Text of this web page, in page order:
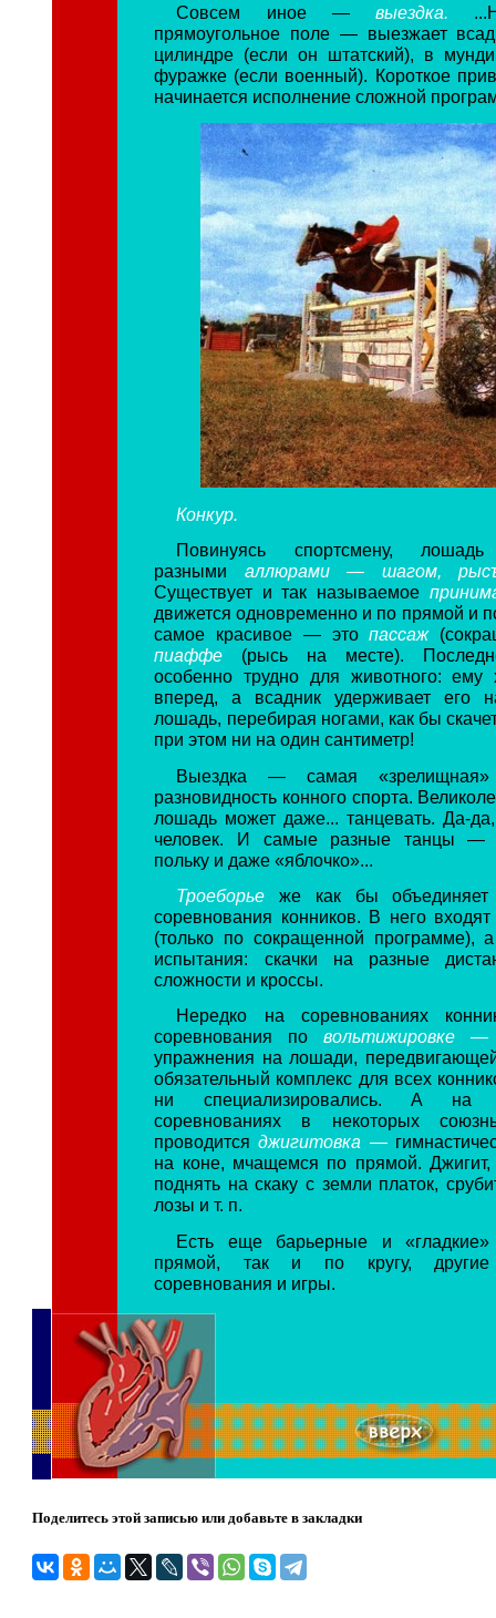
Совсем иное — выездка.
прямоугольное поле — выезжает
цилиндре (если он штатский), в
фуражке (если военный). Короткое
начинается исполнение сложной
Конкур.
Повинуясь спортсмену, лошадь
разными аллюрами — шагом,
Существует и так называемое
движется одновременно и по прямой и
самое красивое — этопассаж
пиаффе (рысь на месте).
особенно трудно для животного: ему
вперед, а всадник удерживает его
лошадь, перебирая ногами, как бы
при этом ни на один сантиметр!
Выездка — самая «зрелищная»
разновидность конного спорта.
лошадь может даже... танцевать. Да-
человек. И самые разные танцы —
польку и даже «яблочко»...
Троеборьеже как бы объединяет
соревнования конников. В него входят
(только по сокращенной программе),
испытания: скачки на разные
сложности и кроссы.
Нередко на соревнованиях
соревнования по вольтижировке
упражнения на лошади,
обязательный комплекс для всех
ни специализировались. А на
соревнованиях в некоторых
проводитсяджигитовка —
на коне, мчащемся по прямой.
поднять на скаку с земли платок,
лозы и т. п.
Есть еще барьерные и «гладкие»
прямой, так и по кругу, другие
соревнования и игры.
Поделитесь этой записью или добавьте в закладки